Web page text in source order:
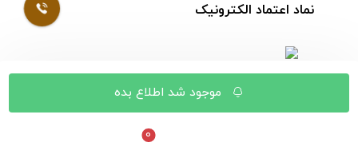
نماد اعتماد الکترونیک
© کلیه حقوق مادی و معنوی محتویات سایت فروشگاه اینترنتی